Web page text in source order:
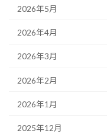
2026年5月
2026年4月
2026年3月
2026年2月
2026年1月
2025年12月